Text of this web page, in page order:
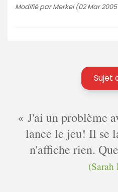
Modifié par Merkel (02 Mar 2005
Sujet
J'ai un problème
lance le jeu! Il se
n'affiche rien.
(Sarah